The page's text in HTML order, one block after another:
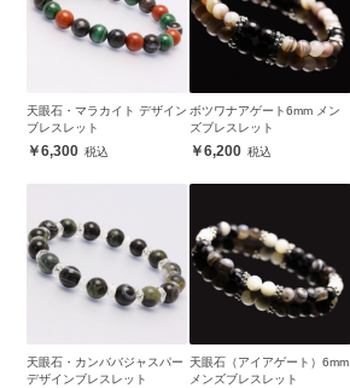
天眼石・マラカイト デザイン
ブレスレット
6,300
ボツワナアゲート6mm メン
ズブレスレット
6,200
天眼石・カンババジャスパー
デザインブレスレット
天眼石（アイアゲート）6mm
メンズブレスレット